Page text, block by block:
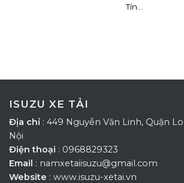
Tín...
ISUZU XE TẢI
Địa chỉ : 449 Nguyễn Văn Linh, Quận
Nội
Điện thoại : 0968829323
Email : namxetaiisuzu@gmail.com
Website : www.isuzu-xetai.vn